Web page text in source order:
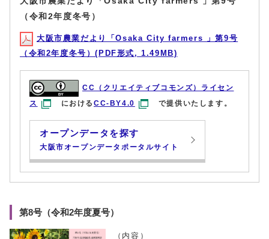
（令和2年度冬号）
大阪市農業だより「Osaka City farmers 」第9号
（令和2年度冬号）(PDF形式, 1.49MB)
CC（クリエイティブコモンズ）ライセン
ス
におけるCC-BY4.0 で提供いたします。
オープンデータを探す
大阪市オープンデータポータルサイト
第8号（令和2年度夏号）
（内容）